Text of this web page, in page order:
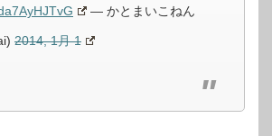
— かとまいこねん
2014, 1月 1